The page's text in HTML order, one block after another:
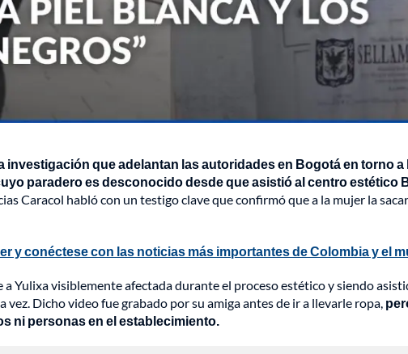
investigación que adelantan las autoridades en Bogotá en torno
paradero es desconocido desde que asistió al centro estético
Caracol habló con un testigo clave que confirmó que a la mujer la
y conéctese con las noticias más importantes de Colombia y el
a Yulixa visiblemente afectada durante el proceso estético y siendo
Dicho video fue grabado por su amiga antes de ir a llevarle ropa,
ni personas en el establecimiento.